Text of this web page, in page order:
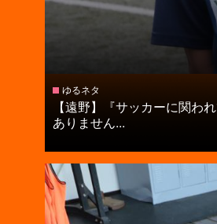
ゆるネタ
【遠野】『サッカーに関わ
ありません...